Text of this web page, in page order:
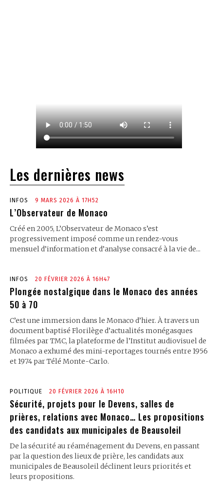
Les dernières news
INFOS 9 MARS 2026 À 17H52
L’Observateur de Monaco
Créé en 2005, L’Observateur de Monaco s’est
progressivement imposé comme un rendez-vous
mensuel d’information et d’analyse consacré à la vie de...
INFOS 20 FÉVRIER 2026 À 16H47
Plongée nostalgique dans le Monaco des années
50 à 70
C’est une immersion dans le Monaco d’hier. À travers un
document baptisé Florilège d’actualités monégasques
filmées par TMC, la plateforme de l’Institut audiovisuel de
Monaco a exhumé des mini-reportages tournés entre 1956
et 1974 par Télé Monte-Carlo.
POLITIQUE 20 FÉVRIER 2026 À 16H10
Sécurité, projets pour le Devens, salles de
prières, relations avec Monaco… Les propositions
des candidats aux municipales de Beausoleil
De la sécurité au réaménagement du Devens, en passant
par la question des lieux de prière, les candidats aux
municipales de Beausoleil déclinent leurs priorités et
leurs propositions.